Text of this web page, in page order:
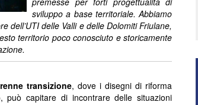
sviluppo a base territoriale. Abbiamo
dell’UTI delle Valli e delle Dolomiti Friulane,
territorio poco conosciuto e storicamente
transizione, dove i disegni di riforma
può capitare di incontrare delle situazioni